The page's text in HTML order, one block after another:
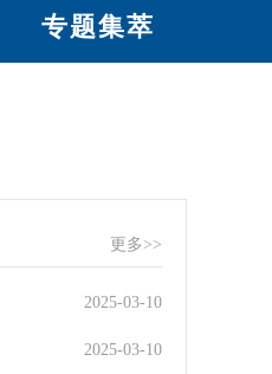
专题集萃
更多>>
2025-03-10
2025-03-10